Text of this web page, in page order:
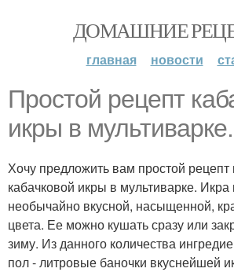
ДОМАШНИЕ
главная новости
Простой рецепт
икры в мультиварке.
Хочу предложить вам простой рецепт
кабачковой икры в мультиварке. Икра
необычайно вкусной, насыщенной,
цвета. Ее можно кушать сразу или
зиму. Из данного количества
пол - литровые баночки вкуснейшей